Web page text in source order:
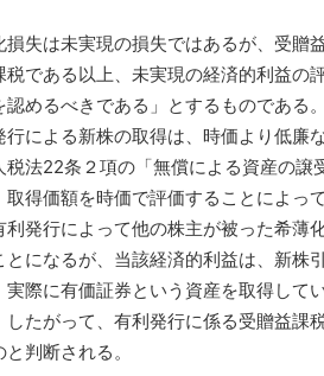
失は未実現の損失ではあるが、受贈
である以上、未実現の経済的利益の
めるべきである」とするものである。
による新株の取得は、時価より低廉
税法22条２項の「無償による資産の譲
得価額を時価で評価することによっ
発行によって他の株主が被った希薄
になるが、当該経済的利益は、新株
際に有価証券という資産を取得して
たがって、有利発行に係る受贈益課
判断される。